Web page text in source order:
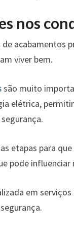
nos
de acabamentos
viver bem.
são muito
elétrica,
etapas para
pode
em